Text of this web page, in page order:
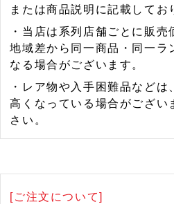
または商品説明に記載してお
・当店は系列店舗ごとに販売
地域差から同一商品・同一ラ
なる場合がございます。
・レア物や入手困難品など
高くなっている場合がござい
さい。
[ご注文について]